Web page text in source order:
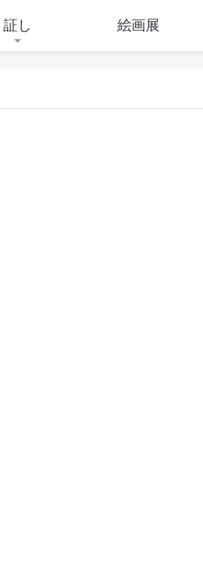
証し 絵画展